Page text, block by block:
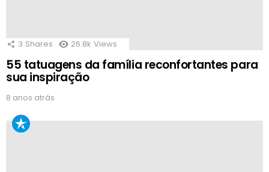
3 Shares 26.8k Views
55 tatuagens da família reconfortantes para
sua inspiração
8 anos atrás